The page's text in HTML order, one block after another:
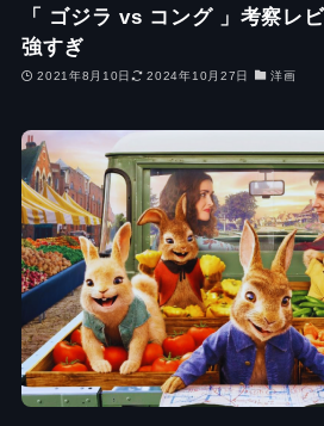
「 ゴジラ vs コング 」考察レ
強すぎ
2021年8月10日 2024年10月27日 洋画